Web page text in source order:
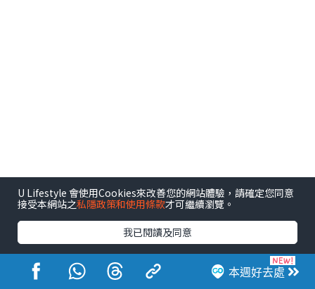
本週好去處
U Lifestyle 會使用Cookies來改善您的網站體驗，請確定您同意
接受本網站之私隱政策和使用條款才可繼續瀏覽。
我已閱讀及同意